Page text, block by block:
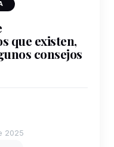
que existen,
consejos
2025